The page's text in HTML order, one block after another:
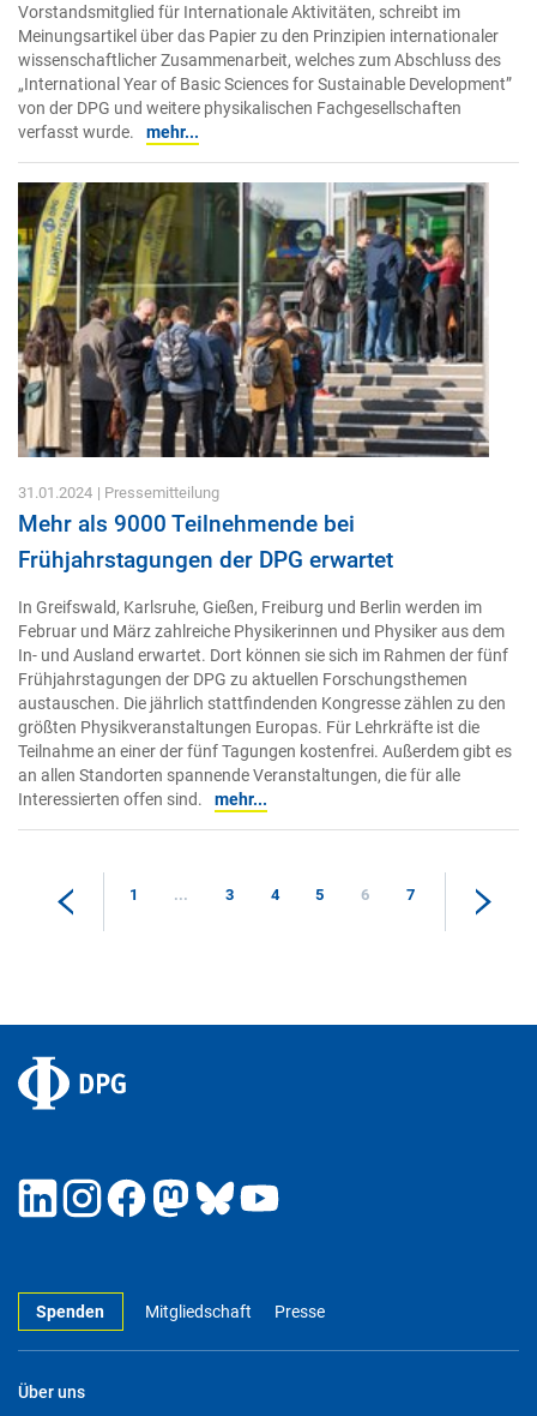
Vorstandsmitglied für Internationale Aktivitäten, schreibt im
Meinungsartikel über das Papier zu den Prinzipien internationaler
wissenschaftlicher Zusammenarbeit, welches zum Abschluss des
„International Year of Basic Sciences for Sustainable Development”
von der DPG und weitere physikalischen Fachgesellschaften
verfasst wurde.
mehr...
31.01.2024 | Pressemitteilung
Mehr als 9000 Teilnehmende bei
Frühjahrstagungen der DPG erwartet
In Greifswald, Karlsruhe, Gießen, Freiburg und Berlin werden im
Februar und März zahlreiche Physikerinnen und Physiker aus dem
In- und Ausland erwartet. Dort können sie sich im Rahmen der fünf
Frühjahrstagungen der DPG zu aktuellen Forschungsthemen
austauschen. Die jährlich stattfindenden Kongresse zählen zu den
größten Physikveranstaltungen Europas. Für Lehrkräfte ist die
Teilnahme an einer der fünf Tagungen kostenfrei. Außerdem gibt es
an allen Standorten spannende Veranstaltungen, die für alle
Interessierten offen sind.
mehr...
1 ... 3 4 5 6 7
Spenden Mitgliedschaft Presse
Über uns